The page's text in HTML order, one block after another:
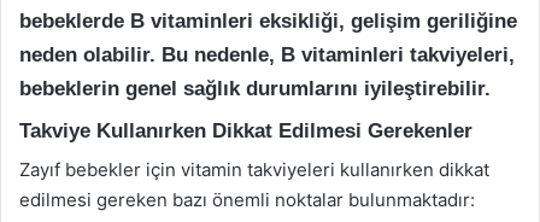
bebeklerde B vitaminleri eksikliği, gelişim geriliğine
neden olabilir. Bu nedenle, B vitaminleri takviyeleri,
bebeklerin genel sağlık durumlarını iyileştirebilir.
Takviye Kullanırken Dikkat Edilmesi Gerekenler
Zayıf bebekler için vitamin takviyeleri kullanırken dikkat
edilmesi gereken bazı önemli noktalar bulunmaktadır: